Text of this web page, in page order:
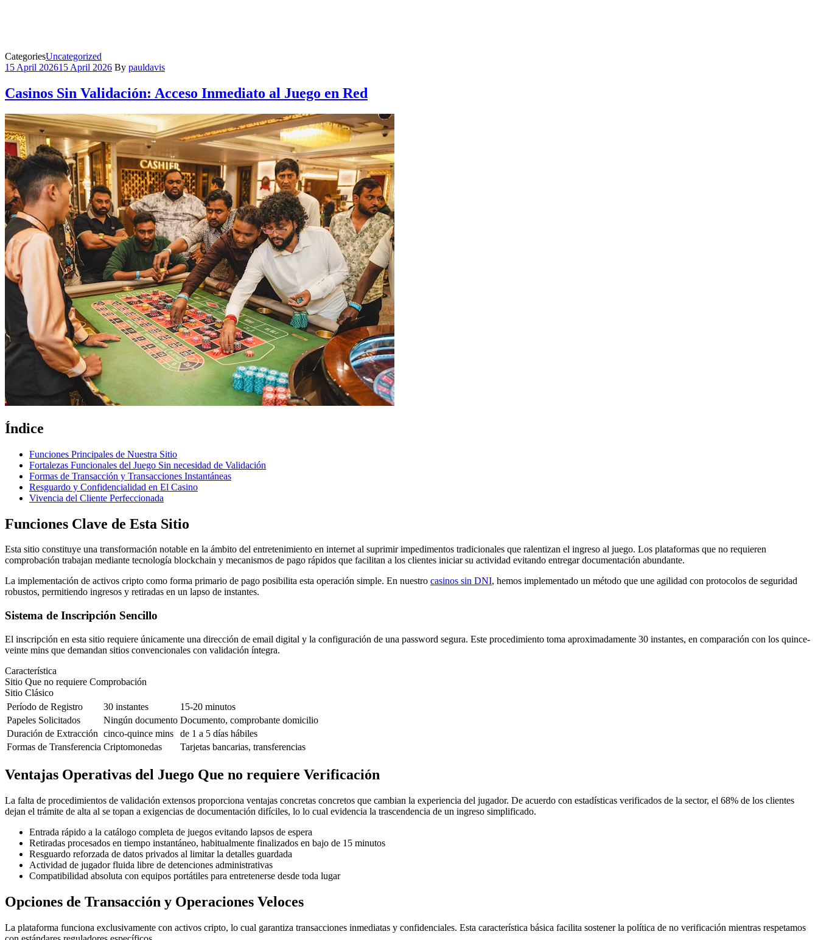
CategoriesUncategorized
15 April 202615 April 2026 By pauldavis
Casinos Sin Validación: Acceso Inmediato al Juego en Red
Índice
Funciones Principales de Nuestra Sitio
Fortalezas Funcionales del Juego Sin necesidad de Validación
Formas de Transacción y Transacciones Instantáneas
Resguardo y Confidencialidad en El Casino
Vivencia del Cliente Perfeccionada
Funciones Clave de Esta Sitio
Esta sitio constituye una transformación notable en la ámbito del entretenimiento en internet al suprimir impedimentos tradicionales que ralentizan el ingreso al juego. Los plataformas que no requieren
comprobación trabajan mediante tecnología blockchain y mecanismos de pago rápidos que facilitan a los clientes iniciar su actividad evitando entregar documentación abundante.
La implementación de activos cripto como forma primario de pago posibilita esta operación simple. En nuestro casinos sin DNI, hemos implementado un método que une agilidad con protocolos de seguridad
robustos, permitiendo ingresos y retiradas en un lapso de instantes.
Sistema de Inscripción Sencillo
El inscripción en esta sitio requiere únicamente una dirección de email digital y la configuración de una password segura. Este procedimiento toma aproximadamente 30 instantes, en comparación con los quince-
veinte mins que demandan sitios convencionales con validación íntegra.
Característica
Sitio Que no requiere Comprobación
Sitio Clásico
Período de Registro
30 instantes
15-20 minutos
Papeles Solicitados
Ningún documento Documento, comprobante domicilio
Duración de Extracción cinco-quince mins
de 1 a 5 días hábiles
Formas de Transferencia Criptomonedas Tarjetas bancarias, transferencias
Ventajas Operativas del Juego Que no requiere Verificación
La falta de procedimientos de validación extensos proporciona ventajas concretas concretos que cambian la experiencia del jugador. De acuerdo con estadísticas verificados de la sector, el 68% de los clientes
dejan el trámite de alta al se topan a exigencias de documentación difíciles, lo lo cual evidencia la trascendencia de un ingreso simplificado.
Entrada rápido a la catálogo completa de juegos evitando lapsos de espera
Retiradas procesados en tiempo instantáneo, habitualmente finalizados en bajo de 15 minutos
Resguardo reforzada de datos privados al limitar la detalles guardada
Actividad de jugador fluida libre de detenciones administrativas
Compatibilidad absoluta con equipos portátiles para entretenerse desde toda lugar
Opciones de Transacción y Operaciones Veloces
La plataforma funciona exclusivamente con activos cripto, lo cual garantiza transacciones inmediatas y confidenciales. Esta característica básica facilita sostener la política de no verificación mientras respetamos